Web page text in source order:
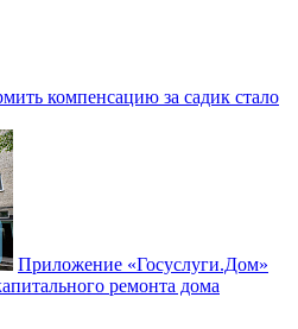
компенсацию за садик стало
Приложение «Госуслуги.Дом»
ремонта дома